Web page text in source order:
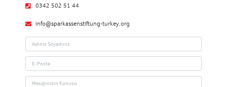
0342 502 51 44
info@sparkassenstiftung-turkey.org